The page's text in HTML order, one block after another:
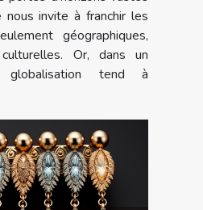
invite à franchir les
géographiques,
Or, dans un
tend à